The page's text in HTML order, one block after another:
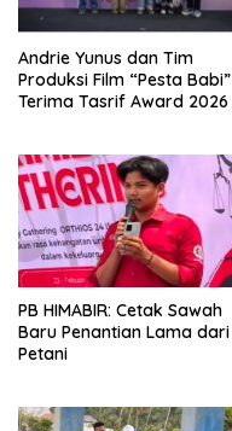
Andrie Yunus dan Tim
Produksi Film “Pesta Babi”
Terima Tasrif Award 2026
PB HIMABIR: Cetak Sawah
Baru Penantian Lama dari
Petani